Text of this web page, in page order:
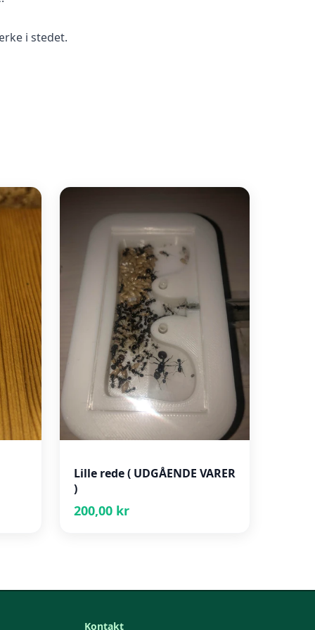
i stedet.
Lille rede ( UDGÅENDE VARER
)
200,00 kr
Kontakt